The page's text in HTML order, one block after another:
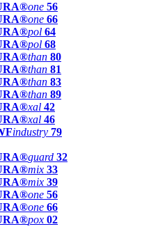
one 56
one 66
pol 64
pol 68
than 80
than 81
than 83
than 89
xal 42
xal 46
industry 79
guard 32
mix 33
mix 39
one 56
one 66
pox 02